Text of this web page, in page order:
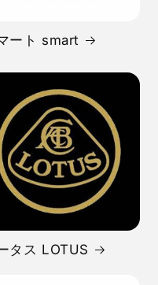
ート smart
タス LOTUS